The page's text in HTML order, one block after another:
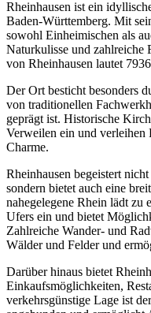
Rheinhausen ist ein
Baden-Württemberg. Mit
sowohl Einheimischen als
Naturkulisse und zahlreiche
von Rheinhausen lautet
Der Ort besticht besonders
von traditionellen
geprägt ist. Historische
Verweilen ein und verleihen
Charme.
Rheinhausen begeistert
sondern bietet auch eine
nahegelegene Rhein lädt zu
Ufers ein und bietet
Zahlreiche Wander- und
Wälder und Felder und
Darüber hinaus bietet
Einkaufsmöglichkeiten,
verkehrsgünstige Lage ist